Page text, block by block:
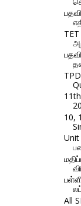
10,
All